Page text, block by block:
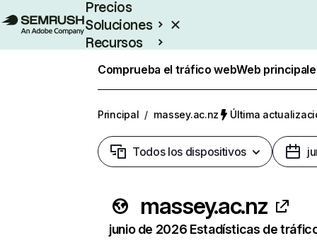
Precios
Soluciones
Recursos
Comprueba el tráfico webWeb
Principal / massey.ac.nz Última
Todos los dispositivos
massey.ac.nz
junio de 2026 Estadísticas de